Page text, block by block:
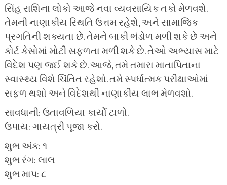
સિંહ રાશિના લોકો આજે નવા વ્યવસાયિક તકો મેળવશે.
તેમની નાણાકીય સ્થિતિ ઉત્તમ રહેશે, અને સામાજિક
પ્રગતિની શક્યતા છે. તેમને બાકી ભંડોળ મળી શકે છે અને
કોર્ટ કેસોમાં મોટી સફળતા મળી શકે છે. તેઓ અભ્યાસ માટે
વિદેશ પણ જઈ શકે છે. આજે, તમે તમારા માતાપિતાના
સ્વાસ્થ્ય વિશે ચિંતિત રહેશો. તમે સ્પર્ધાત્મક પરીક્ષાઓમાં
સફળ થશો અને વિદેશથી નાણાકીય લાભ મેળવશો.
સાવધાની: ઉતાવળિયા કાર્યો ટાળો.
ઉપાય: ગાયત્રી પૂજા કરો.
શુભ અંક: ૧
શુભ રંગ: લાલ
શુભ માપ: ૮